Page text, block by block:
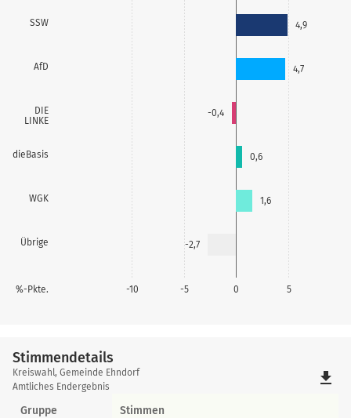
SSW
AfD
DIE
LINKE
dieBasis
WGK
Übrige
-10 -5 0 5
%-Pkte.
4,9
4,7
-0,4
0,6
1,6
-2,7
Stimmendetails
Stimmendetails
Kreiswahl, Gemeinde Ehndorf
Amtliches Endergebnis
file_download
Gruppe Stimmen